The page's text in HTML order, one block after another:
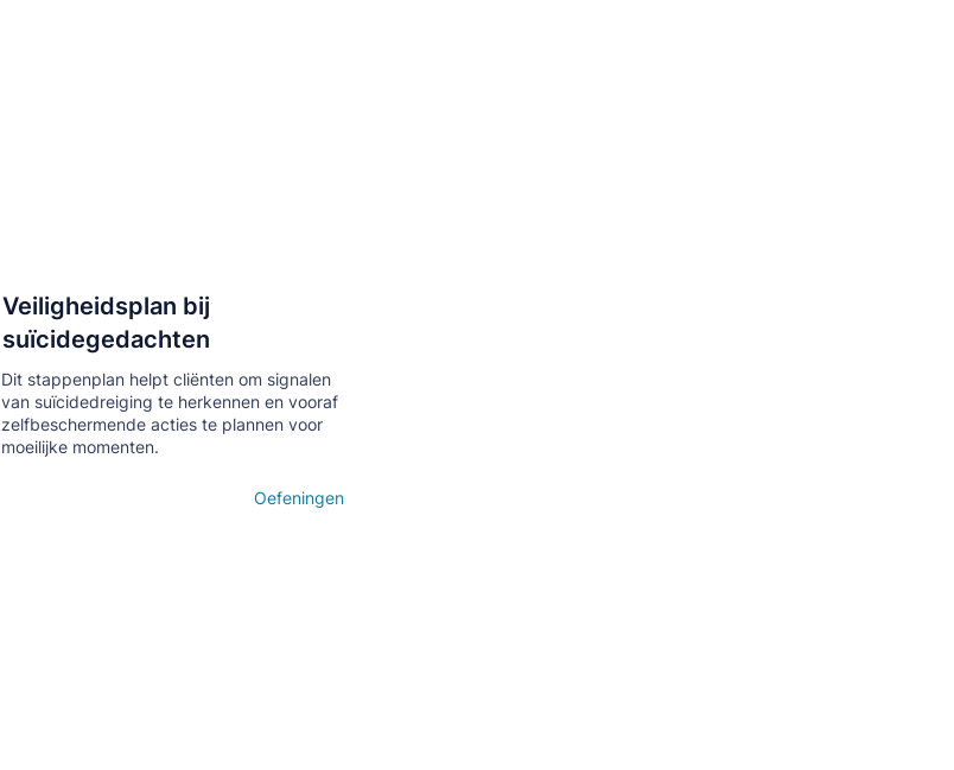
Veiligheidsplan bij
suïcidegedachten
Dit stappenplan helpt cliënten om signalen
van suïcidedreiging te herkennen en vooraf
zelfbeschermende acties te plannen voor
moeilijke momenten.
Кнопка
Oefeningen